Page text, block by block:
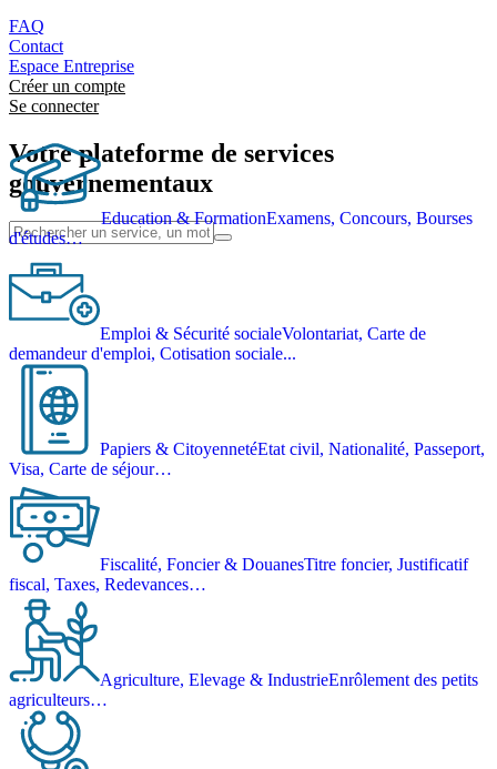
FAQ
Contact
Espace Entreprise
Créer un compte
Se connecter
Votre plateforme de services
gouvernementaux
Education & FormationExamens, Concours, Bourses
d'études…
Emploi & Sécurité socialeVolontariat, Carte de
demandeur d'emploi, Cotisation sociale...
Papiers & CitoyennetéEtat civil, Nationalité, Passeport,
Visa, Carte de séjour…
Fiscalité, Foncier & DouanesTitre foncier, Justificatif
fiscal, Taxes, Redevances…
Agriculture, Elevage & IndustrieEnrôlement des petits
agriculteurs…